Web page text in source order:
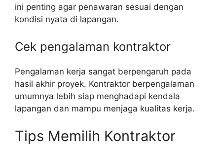
ini penting agar penawaran sesuai dengan
kondisi nyata di lapangan.
Cek pengalaman kontraktor
Pengalaman kerja sangat berpengaruh pada
hasil akhir proyek. Kontraktor berpengalaman
umumnya lebih siap menghadapi kendala
lapangan dan mampu menjaga kualitas kerja.
Tips Memilih Kontraktor